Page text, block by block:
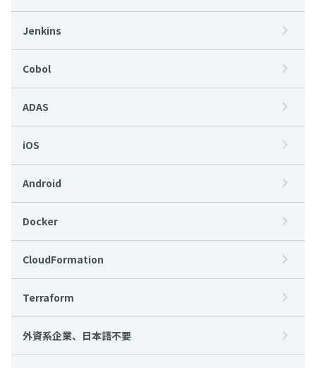
Jenkins
Cobol
ADAS
iOS
Android
Docker
CloudFormation
Terraform
外資系企業、日本語不要